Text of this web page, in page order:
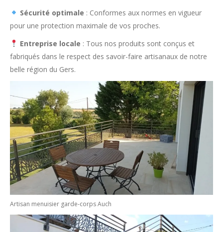
Sécurité optimale : Conformes aux normes en vigueur
pour une protection maximale de vos proches.
Entreprise locale : Tous nos produits sont conçus et
fabriqués dans le respect des savoir-faire artisanaux de notre
belle région du Gers.
Artisan menuisier garde-corps Auch